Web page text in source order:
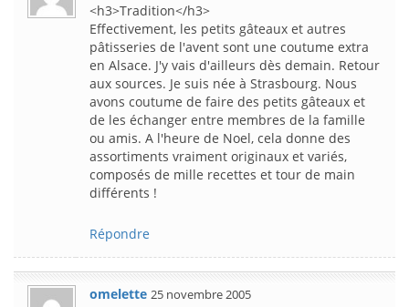
<h3>Tradition</h3>
Effectivement, les petits gâteaux et autres
pâtisseries de l'avent sont une coutume extra
en Alsace. J'y vais d'ailleurs dès demain. Retour
aux sources. Je suis née à Strasbourg. Nous
avons coutume de faire des petits gâteaux et
de les échanger entre membres de la famille
ou amis. A l'heure de Noel, cela donne des
assortiments vraiment originaux et variés,
composés de mille recettes et tour de main
différents !
Répondre
omelette 25 novembre 2005